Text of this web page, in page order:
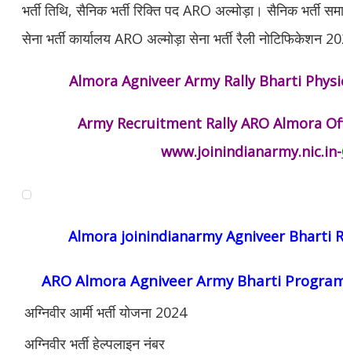
भर्ती तिथि, सैनिक भर्ती रिक्ति पद ARO अल्मोड़ा। सैनिक भर्ती
सेना भर्ती कार्यालय ARO अल्मोड़ा सेना भर्ती रैली नोटिफिकेशन
Almora Agniveer Army Rally Bharti
Army Recruitment Rally ARO Almora
www.joinindianarmy.nic.in-
Almora joinindianarmy Agniveer Bharti
ARO Almora Agniveer Army Bharti
अग्निवीर आर्मी भर्ती योजना 2024
अग्निवीर भर्ती हेल्पलाइन नंबर